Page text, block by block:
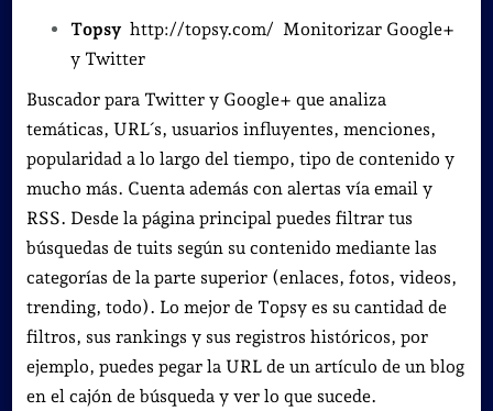
Topsyhttp://topsy.com/ Monitorizar Google+
y Twitter
Buscador para Twitter y Google+ que analiza
temáticas, URL´s, usuarios influyentes, menciones,
popularidad a lo largo del tiempo, tipo de contenido y
mucho más. Cuenta además con alertas vía email y
RSS. Desde la página principal puedes filtrar tus
búsquedas de tuits según su contenido mediante las
categorías de la parte superior (enlaces, fotos, videos,
trending, todo). Lo mejor de Topsy es su cantidad de
filtros, sus rankings y sus registros históricos, por
ejemplo, puedes pegar la URL de un artículo de un blog
en el cajón de búsqueda y ver lo que sucede.